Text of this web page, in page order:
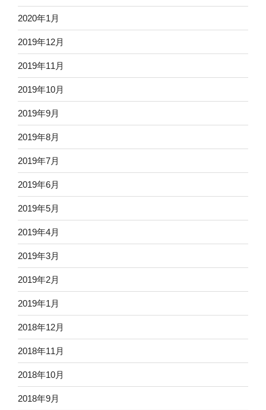
2020年1月
2019年12月
2019年11月
2019年10月
2019年9月
2019年8月
2019年7月
2019年6月
2019年5月
2019年4月
2019年3月
2019年2月
2019年1月
2018年12月
2018年11月
2018年10月
2018年9月